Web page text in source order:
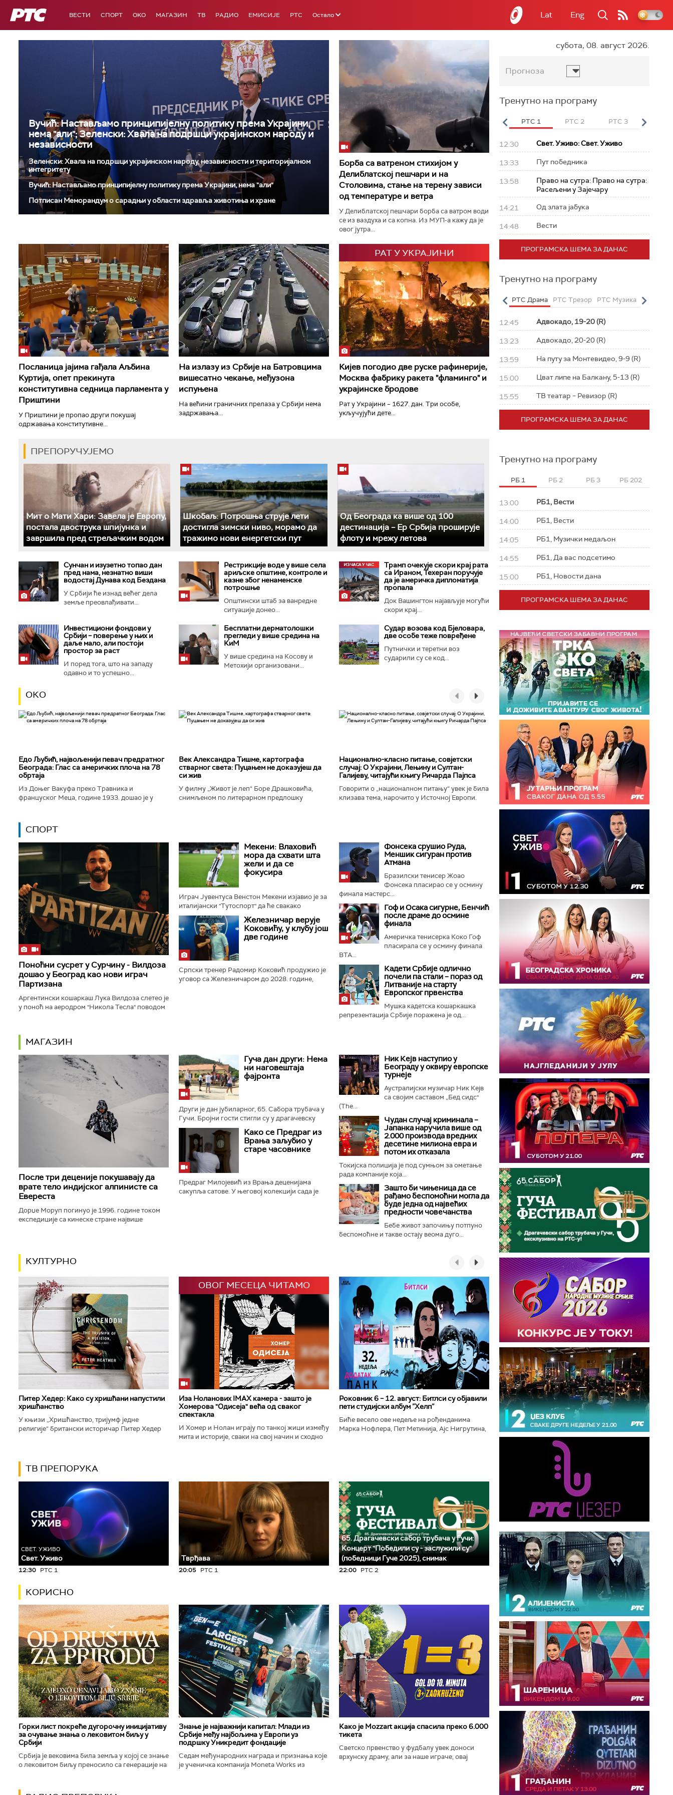
РТС ВЕСТИ СПОРТ OKO МАГАЗИН ТВ РАДИО ЕМИСИЈЕ РТС Остало Lat Eng
Вучић: Настављамо принципијелну политику према Украјини,
нема "али"; Зеленски: Хвала на подршци украјинском народу и
независности
Зеленски: Хвала на подршци украјинском народу, независности и територијалном
интегритету
Вучић: Настављамо принципијелну политику према Украјини, нема "али"
Потписан Меморандум о сарадњи у области здравља животиња и хране
Борба са ватреном стихијом у
Делиблатској пешчари и на
Столовима, стање на терену зависи
од температуре и ветра
У Делиблатској пешчари борба са ватром води
се из ваздуха и са копна. Из МУП-а кажу да је
овог јутра...
Посланица јајима гађала Аљбина
Куртија, опет прекинута
конститутивна седница парламента у
Приштини
У Приштини је пропао други покушај
одржавања конститутивне...
На излазу из Србије на Батровцима
вишесатно чекање, међузона
испуњена
На већини граничних прелаза у Србији нема
задржавања...
РАТ У УКРАЈИНИ
Кијев погодио две руске рафинерије,
Москва фабрику ракета "фламинго" и
украјинске бродове
Рат у Украјини – 1627. дан. Три особе,
укључујући дете...
ПРЕПОРУЧУЈЕМО
Мит о Мати Хари: Завела је Европу,
постала двострука шпијунка и
завршила пред стрељачким водом
Шкобаљ: Потрошња струје лети
достигла зимски ниво, морамо да
тражимо нови енергетски пут
Од Београда ка више од 100
дестинација – Ер Србија проширује
флоту и мрежу летова
Сунчан и изузетно топао дан
пред нама, незнатно виши
водостај Дунава код Бездана
У Србији ће изнад већег дела
земље преовлађивати...
Рестрикције воде у више села
ариљске општине, контроле и
казне због ненаменске
потрошње
Општински штаб за ванредне
ситуације донео...
Трамп очекује скори крај рата
са Ираном, Техеран поручује
да је америчка дипломатија
пропала
Док Вашингтон најављује могући
скори крај...
Инвестициони фондови у
Србији – поверење у њих и
даље мало, али постоји
простор за раст
И поред тога, што на западу
одавно и то успешно...
Бесплатни дерматолошки
прегледи у више средина на
КиМ
У више средина на Косову и
Метохији организовани...
Судар возова код Бјеловара,
две особе теже повређене
Путнички и теретни воз
сударили су се код...
ОКО
Едо Љубић, највољенији певач предратног
Београда: Глас са америчких плоча на 78
обртаја
Из Доњег Вакуфа преко Травника и
француског Меца, године 1933. дошао је у
Век Александра Тишме, картографа
стварног света: Пуцањем не доказујеш да
си жив
У филму „Живот је леп“ Боре Драшковића,
снимљеном по литерарном предлошку
Национално-класнo питање, совјетски
случај: О Украјини, Лењину и Султан-
Галијеву, читајући књигу Ричарда Пајпса
Говорити о „националном питању“ увек је била
клизава тема, нарочито у Источној Европи.
СПОРТ
Поноћни сусрет у Сурчину - Вилдоза
дошао у Београд као нови играч
Партизана
Аргентински кошаркаш Лука Вилдоза слетео је
у поноћ на аеродром "Никола Тесла" поводом
Мекени: Влаховић
мора да схвати шта
жели и да се
фокусира
Играч Јувентуса Венстон Мекени изјавио је за
италијански "Тутоспорт" да ће свакако
честитати Душану Влаховићу на било којој
одлуци коју буде донео о наставку...
Железничар верује
Коковићу, у клубу још
две године
Српски тренер Радомир Коковић продужио је
уговор са Железничаром до 2028. године,
Фонсека срушио Руда,
Меншик сигуран против
Атмана
Бразилски тенисер Жоао
Фонсека пласирао се у осмину
финала мастерс...
Гоф и Осака сигурне, Бенчић
после драме до осмине
финала
Америчка тенисерка Коко Гоф
пласирала се у осмину финала
ВTA...
Кадети Србије одлично
почели па стали – пораз од
Литваније на старту
Европског првенства
Мушка кадетска кошаркашка
репрезентација Србије поражена је од...
МАГАЗИН
После три деценије покушавају да
врате тело индијског алпинисте са
Евереста
Дорџе Моруп погинуо је 1996. године током
експедиције са кинеске стране највише
Гуча дан други: Нема
ни наговештаја
фајронта
Други је дан јубиларног, 65. Сабора трубача у
Гучи. Бројни гости стигли су у драгачевску
варошицу – и сабораши се готово без
фајронта. Оно што је најважније...Како се Предраг из
Врања заљубио у
старе часовнике
Предраг Милојевић из Врања деценијама
сакупља сатове. У његовој колекцији сада је
Ник Кејв наступио у
Београду у оквиру европске
турнеје
Аустралијски музичар Ник Кејв
са својим саставом „Бед сидс"
(The...
Чудан случај криминала –
Јапанка наручила више од
2.000 производа вредних
десетине милиона евра и
потом их отказала
Токијска полиција је под сумњом за ометање
рада компаније која...
Зашто би чињеница да се
рађамо беспомоћни могла да
буде једна од највећих
предности човечанства
Бебе живот започињу потпуно
беспомоћне и такве остају веома дуго...
КУЛТУРНО
Питер Хедер: Како су хришћани напустили
хришћанство
У књизи „Хришћанство, тријумф једне
религије“ британски историчар Питер Хедер
ОВОГ МЕСЕЦА ЧИТАМО
Иза Ноланових IMAX камера - зашто је
Хомерова "Одисеја" већа од сваког
спектакла
И Хомер и Нолан играју по танкој жици између
мита и историје, сваки на свој начин и сходно
Роковник 6 – 12. август: Битлси су објавили
пети студијски албум ”Хелп”
Биће весело ове недеље на рођенданима
Марка Нофлера, Пет Метинија, Ајс Нигрутина,
ТВ ПРЕПОРУКА
СВЕТ. УЖИВО
Свет. Уживо
12:30 РТС 1
Тврђава
20:05 РТС 1
65. Драгачевски сабор трубача у Гучи:
Концерт "Победили су - заслужили су"
(победници Гуче 2025), снимак
22:00 РТС 2
КОРИСНО
Горки лист покреће дугорочну иницијативу
за очување знања о лековитом биљу у
Србији
Србија је вековима била земља у којој се знање
о лековитом биљу преносило са генерације на
Знање је најважнији капитал: Млади из
Србије међу најбољима у Европи уз
подршку Уникредит фондације
Седам међународних награда и признања које
је ученичка компанија Moneta Works из
Како је Mozzart акција спасила преко 6.000
тикета
Светско првенство у фудбалу увек доноси
врхунску драму, али за наше играче, овај
субота, 08. август 2026.
Прогноза
Тренутно на програму
РТС 3 РТС Свет РТС HD РТС 1 РТС 2 РТС 3 РТС
12:30 Свет. Уживо: Свет. Уживо
13:33 Пут победника
13:58
Право на сутра: Право на сутра:
Расељени у Зајечару
14:21 Од злата јабука
14:48 Вести
ПРОГРАМСКА ШЕМА ЗА ДАНАС
Тренутно на програму
РТС Класика РТС Коло РТС Полетарац РТС Драма РТС Трезор РТС Музика РТС
12:45 Адвокадо, 19-20 (R)
13:23 Адвокадо, 20-20 (R)
13:59 На путу за Монтевидео, 9-9 (R)
15:00 Цват липе на Балкану, 5-13 (R)
15:55 ТВ театар – Ревизор (R)
ПРОГРАМСКА ШЕМА ЗА ДАНАС
Тренутно на програму
РБ 1 РБ 2 РБ 3 РБ 202
13:00 РБ1, Вести
14:00 РБ1, Вести
14:05 РБ1, Музички медаљон
14:55 РБ1, Да вас подсетимо
15:00 РБ1, Новости дана
ПРОГРАМСКА ШЕМА ЗА ДАНАС